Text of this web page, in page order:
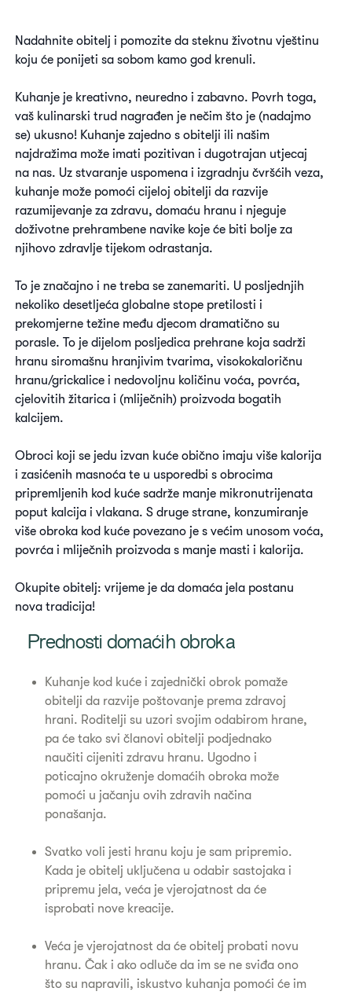
Nadahnite obitelj i pomozite da steknu životnu vještinu
koju će ponijeti sa sobom kamo god krenuli.
Kuhanje je kreativno, neuredno i zabavno. Povrh toga,
vaš kulinarski trud nagrađen je nečim što je (nadajmo
se) ukusno! Kuhanje zajedno s obitelji ili našim
najdražima može imati pozitivan i dugotrajan utjecaj
na nas. Uz stvaranje uspomena i izgradnju čvršćih veza,
kuhanje može pomoći cijeloj obitelji da razvije
razumijevanje za zdravu, domaću hranu i njeguje
doživotne prehrambene navike koje će biti bolje za
njihovo zdravlje tijekom odrastanja.
To je značajno i ne treba se zanemariti. U posljednjih
nekoliko desetljeća globalne stope pretilosti i
prekomjerne težine među djecom dramatično su
porasle. To je dijelom posljedica prehrane koja sadrži
hranu siromašnu hranjivim tvarima, visokokaloričnu
hranu/grickalice i nedovoljnu količinu voća, povrća,
cjelovitih žitarica i (mliječnih) proizvoda bogatih
kalcijem.
Obroci koji se jedu izvan kuće obično imaju više kalorija
i zasićenih masnoća te u usporedbi s obrocima
pripremljenih kod kuće sadrže manje mikronutrijenata
poput kalcija i vlakana. S druge strane, konzumiranje
više obroka kod kuće povezano je s većim unosom voća,
povrća i mliječnih proizvoda s manje masti i kalorija.
Okupite obitelj: vrijeme je da domaća jela postanu
nova tradicija!
Prednosti domaćih obroka
Kuhanje kod kuće i zajednički obrok pomaže
obitelji da razvije poštovanje prema zdravoj
hrani. Roditelji su uzori svojim odabirom hrane,
pa će tako svi članovi obitelji podjednako
naučiti cijeniti zdravu hranu. Ugodno i
poticajno okruženje domaćih obroka može
pomoći u jačanju ovih zdravih načina
ponašanja.
Svatko voli jesti hranu koju je sam pripremio.
Kada je obitelj uključena u odabir sastojaka i
pripremu jela, veća je vjerojatnost da će
isprobati nove kreacije.
Veća je vjerojatnost da će obitelj probati novu
hranu. Čak i ako odluče da im se ne sviđa ono
što su napravili, iskustvo kuhanja pomoći će im